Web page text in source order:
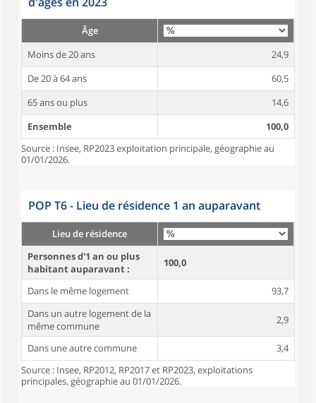
Âge
Moins de 20 ans
24,9
De 20 à 64 ans
60,5
65 ans ou plus
14,6
Ensemble
100,0
Source : Insee, RP2023 exploitation principale, géographie au
01/01/2026.
POP T6 - Lieu de résidence 1 an auparavant
Lieu de résidence
Personnes d'1 an ou plus
habitant auparavant :
100,0
Dans le même logement
93,7
Dans un autre logement de la
même commune
2,9
Dans une autre commune
3,4
Source : Insee, RP2012, RP2017 et RP2023, exploitations
principales, géographie au 01/01/2026.